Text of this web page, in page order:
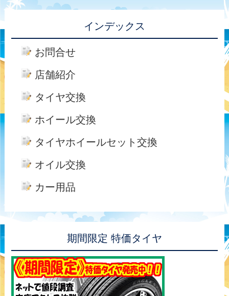
インデックス
お問合せ
店舗紹介
タイヤ交換
ホイール交換
タイヤホイールセット交換
オイル交換
カー用品
期間限定 特価タイヤ